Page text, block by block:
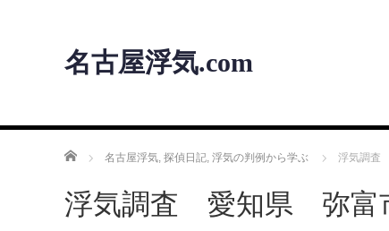
名古屋浮気.com
ホーム 名古屋浮気, 探偵日記, 浮気の判例から学ぶ 浮気調
浮気調査 愛知県 弥富